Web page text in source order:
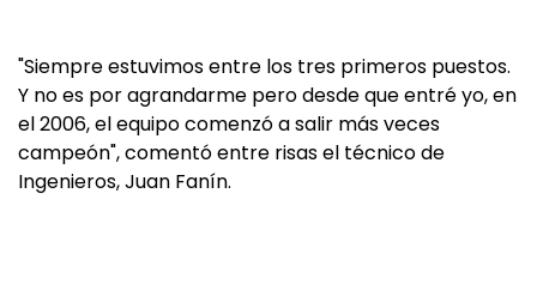
"Siempre estuvimos entre los tres primeros puestos.
Y no es por agrandarme pero desde que entré yo, en
el 2006, el equipo comenzó a salir más veces
campeón", comentó entre risas el técnico de
Ingenieros, Juan Fanín.